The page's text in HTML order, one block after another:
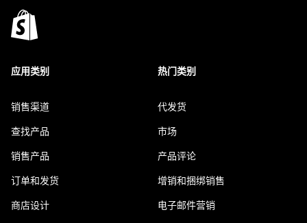
应用类别
销售渠道
查找产品
销售产品
订单和发货
商店设计
热门类别
代发货
市场
产品评论
增销和捆绑销售
电子邮件营销